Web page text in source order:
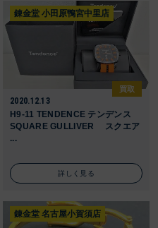
錬金堂 小田原鴨宮中里店
買取
2020.12.13
H9-11 TENDENCE テンデンス
SQUARE GULLIVER スクエア
...
詳しく見る
錬金堂 名古屋小賀須店